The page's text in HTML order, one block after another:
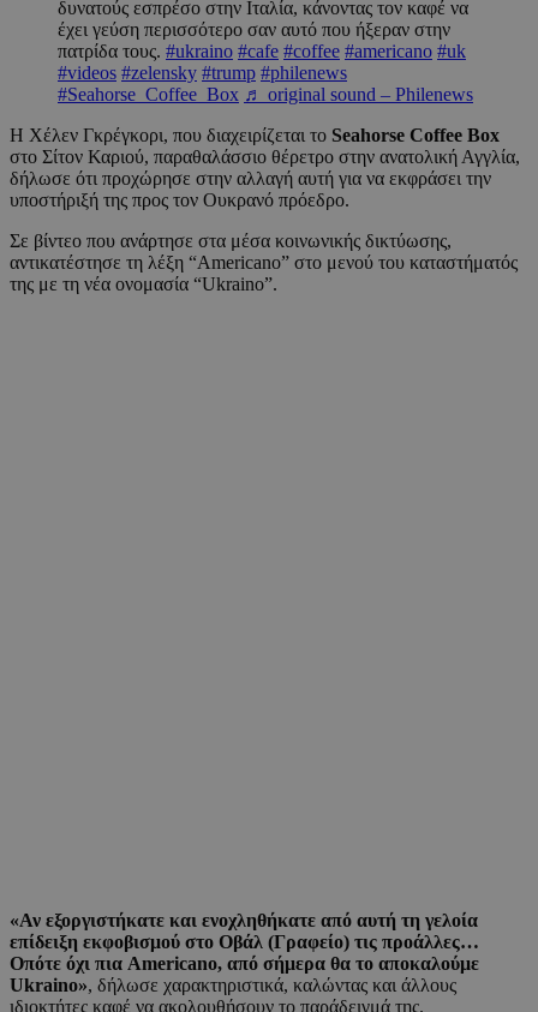
δυνατούς εσπρέσο στην Ιταλία, κάνοντας τον καφέ να
έχει γεύση περισσότερο σαν αυτό που ήξεραν στην
πατρίδα τους. #ukraino #cafe #coffee #americano #uk
#videos #zelensky #trump #philenews
#Seahorse_Coffee_Box ♬ original sound – Philenews
Η Χέλεν Γκρέγκορι, που διαχειρίζεται το Seahorse Coffee Box
στο Σίτον Καριού, παραθαλάσσιο θέρετρο στην ανατολική Αγγλία,
δήλωσε ότι προχώρησε στην αλλαγή αυτή για να εκφράσει την
υποστήριξή της προς τον Ουκρανό πρόεδρο.
Σε βίντεο που ανάρτησε στα μέσα κοινωνικής δικτύωσης,
αντικατέστησε τη λέξη “Americano” στο μενού του καταστήματός
της με τη νέα ονομασία “Ukraino”.
«Αν εξοργιστήκατε και ενοχληθήκατε από αυτή τη γελοία
επίδειξη εκφοβισμού στο Οβάλ (Γραφείο) τις προάλλες…
Οπότε όχι πια Americano, από σήμερα θα το αποκαλούμε
Ukraino», δήλωσε χαρακτηριστικά, καλώντας και άλλους
ιδιοκτήτες καφέ να ακολουθήσουν το παράδειγμά της.